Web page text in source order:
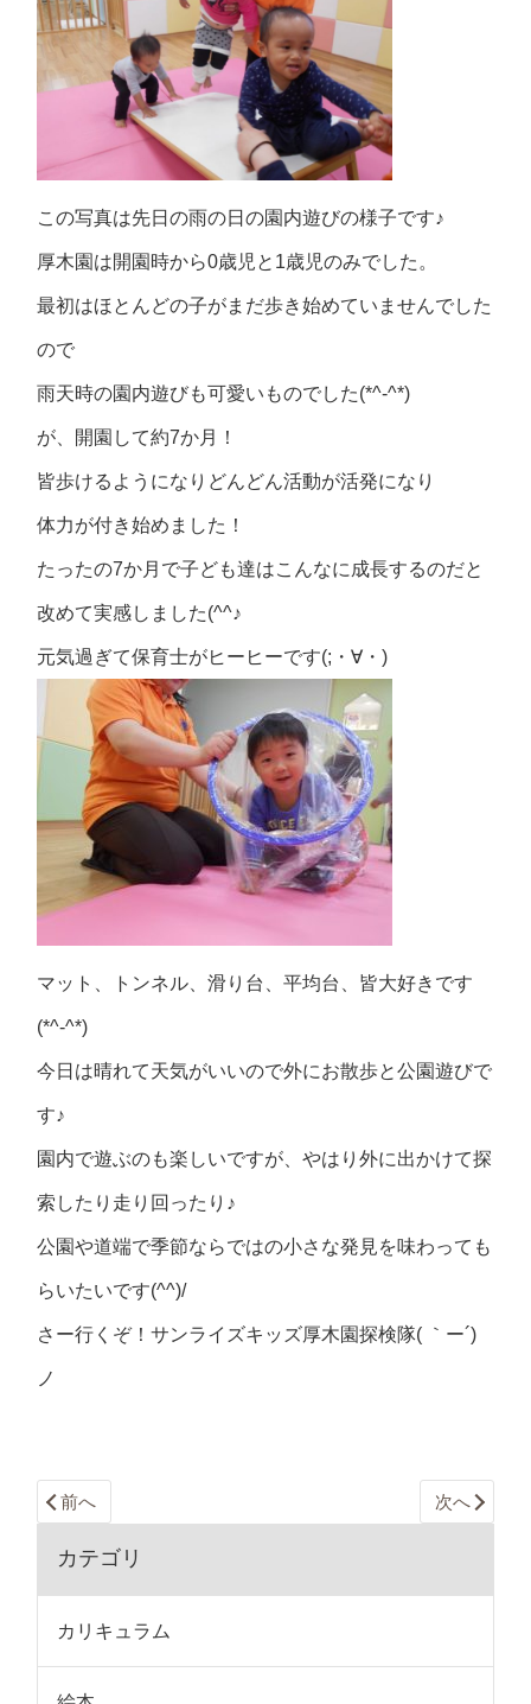
この写真は先日の雨の日の園内遊びの様子です♪
厚木園は開園時から0歳児と1歳児のみでした。
最初はほとんどの子がまだ歩き始めていませんでした
ので
雨天時の園内遊びも可愛いものでした(*^-^*)
が、開園して約7か月！
皆歩けるようになりどんどん活動が活発になり
体力が付き始めました！
たったの7か月で子ども達はこんなに成長するのだと
改めて実感しました(^^♪
元気過ぎて保育士がヒーヒーです(;・∀・)
マット、トンネル、滑り台、平均台、皆大好きです
(*^-^*)
今日は晴れて天気がいいので外にお散歩と公園遊びで
す♪
園内で遊ぶのも楽しいですが、やはり外に出かけて探
索したり走り回ったり♪
公園や道端で季節ならではの小さな発見を味わっても
らいたいです(^^)/
さー行くぞ！サンライズキッズ厚木園探検隊( ｀ー´)
ノ
前へ 次へ
カテゴリ
カリキュラム